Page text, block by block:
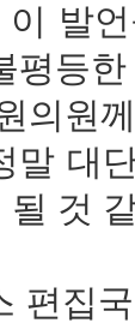
발
평등
의원
말 대
것
편집